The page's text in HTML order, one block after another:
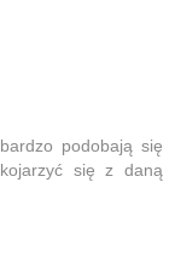
podobają się
się z daną